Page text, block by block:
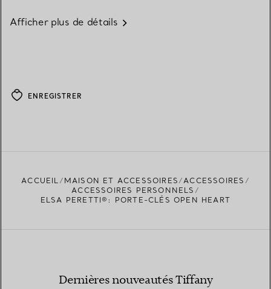
Afficher plus de détails
ENREGISTRER
ACCUEIL MAISON ET ACCESSOIRES
ACCESSOIRES
ACCESSOIRES PERSONNELS
ELSA PERETTI®: PORTE-CLÉS OPEN HEART
Dernières nouveautés Tiffany